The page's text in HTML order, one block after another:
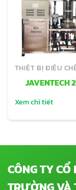
THIẾT BỊ ĐIỀU
JAVENTECH
Xem chi tiết
CÔNG TY